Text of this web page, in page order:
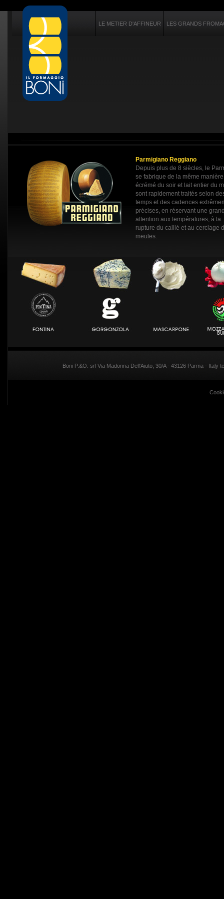
LE METIER D'AFFINEUR LES GRANDS
Parmigiano Reggiano
Depuis plus de 8 siècles, le
se fabrique de la même
écrémé du soir et lait entier du
sont rapidement traités selon
temps et des cadences
précises, en réservant une
attention aux températures, à la
rupture du caillé et au cerclage
meules.
Boni P.&O. srl Via Madonna Dell'Aiuto, 30/A - 43126 Parma - Italy